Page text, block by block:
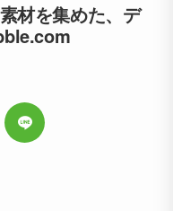
材を集めた、デ